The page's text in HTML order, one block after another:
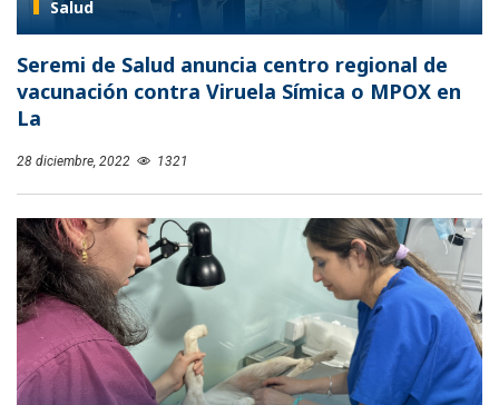
Salud
Seremi de Salud anuncia centro regional de
vacunación contra Viruela Símica o MPOX en
La
28 diciembre, 2022 1321